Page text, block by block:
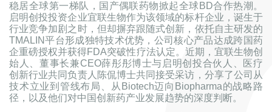
稳居全球第一梯队，国产偶联药物掀起全球BD合作热潮。
启明创投投资企业宜联生物作为该领域的标杆企业，诞生于
行业竞争加剧之时，但却摒弃跟随式创新，依托自主研发的
TMALIN平台形成独特技术优势，公司核心产品达成跨国药
企重磅授权并获得FDA突破性疗法认定。近期，宜联生物创
始人、董事长兼CEO薛彤彤博士与启明创投合伙人、医疗
创新行业共同负责人陈侃博士共同接受采访，分享了公司从
技术立业到管线布局、从Biotech迈向Biopharma的战略路
径，以及他们对中国创新药产业发展趋势的深度判断。